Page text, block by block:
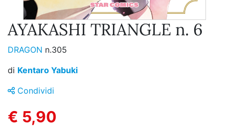
AYAKASHI TRIANGLE n. 6
DRAGON n.305
di Kentaro Yabuki
Condividi
€ 5,90